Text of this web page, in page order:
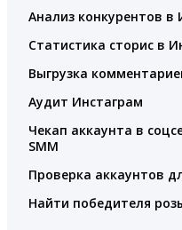
Анализ конкурентов в
Статистика сторис в
Выгрузка
Аудит Инстаграм
Чекап аккаунта в
SMM
Проверка аккаунтов
Найти победителя